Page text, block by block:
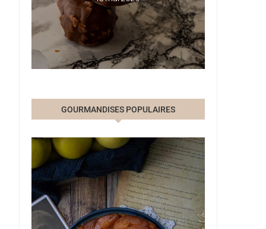
GOURMANDISES POPULAIRES